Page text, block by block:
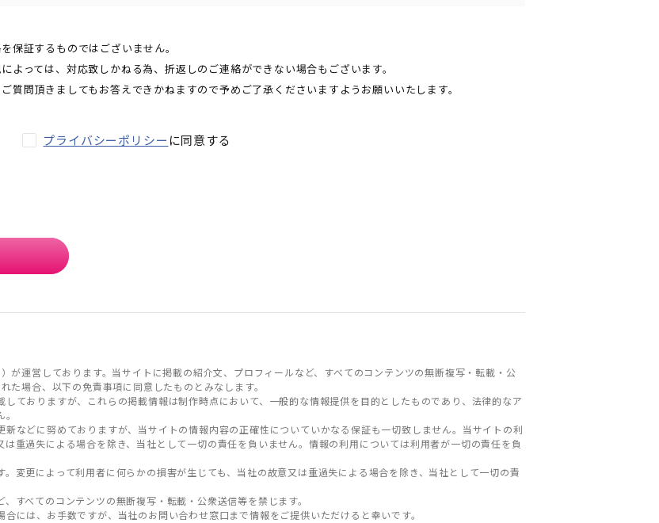
保証するものではございません。
っては、対応致しかねる為、折返しのご連絡ができない場合もございます。
問頂きましてもお答えできかねますので予めご了承くださいますようお願いいたします。
プライバシーポリシー に同意する
が運営しております。当サイトに掲載の紹介文、プロフィールなど、すべてのコンテンツの無断複写・転載・公
場合、以下の免責事項に同意したものとみなします。
ておりますが、これらの掲載情報は制作時点において、一般的な情報提供を目的としたものであり、法律的なア
などに努めておりますが、当サイトの情報内容の正確性についていかなる保証も一切致しません。当サイトの利
重過失による場合を除き、当社として一切の責任を負いません。情報の利用については利用者が一切の責任を負
変更によって利用者に何らかの損害が生じても、当社の故意又は重過失による場合を除き、当社として一切の責
すべてのコンテンツの無断複写・転載・公衆送信等を禁じます。
には、お手数ですが、当社のお問い合わせ窓口まで情報をご提供いただけると幸いです。